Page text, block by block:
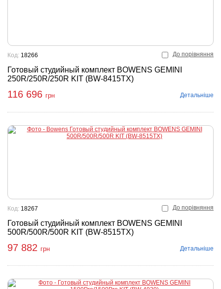
До порівняння
Готовый студийный комплект BOWENS GEMINI
250R/250R/250R KIT (BW-8415TX)
Код: 18266
116 696 грн Детальніше
До порівняння
Готовый студийный комплект BOWENS GEMINI
500R/500R/500R KIT (BW-8515TX)
Код: 18267
97 882 грн Детальніше